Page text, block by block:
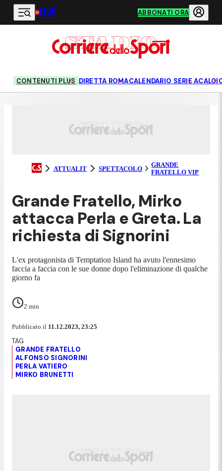
Vai al contenuto principale
LIVE ABBONATI ORA
CONTENUTI PLUS DIRETTA ROMACALENDARIO SERIE A
ATTUALIT SPETTACOLO
GRANDE
FRATELLO VIP
Grande Fratello, Mirko
attacca Perla e Greta. La
richiesta di Signorini
L'ex protagonista di Temptation Island ha avuto l'ennesimo
faccia a faccia con le sue donne dopo l'eliminazione di qualche
giorno fa
2 min
Pubblicato il 11.12.2023, 23:25
GRANDE FRATELLO
ALFONSO SIGNORINI
PERLA VATIERO
MIRKO BRUNETTI